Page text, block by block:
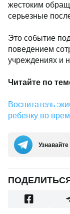
жестоким
серьезные
Это событие
поведением
учреждениях и
Читайте по
Воспитатель
ребенку во